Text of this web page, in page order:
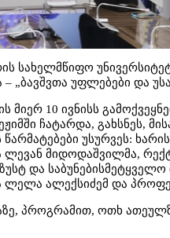
სახელმწიფო
– „ბავშვთა უფლებები და
მიერ 10 ივნისს
ჩატარდა, გახსნეს,
უსურვეს:
მიდოდაშვილმა,
და
ალექსიძემ და
პროგრამით, ოთხ